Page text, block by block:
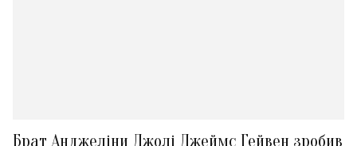
Брат Анджеліни Джолі Джеймс Гейвен зробив